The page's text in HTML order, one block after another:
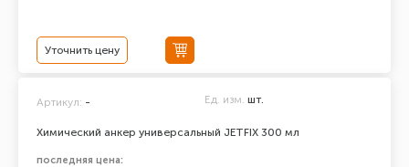
Уточнить цену
Химический анкер универсальный JETFIX 300 мл
Артикул: - Ед. изм. шт.
последняя цена: